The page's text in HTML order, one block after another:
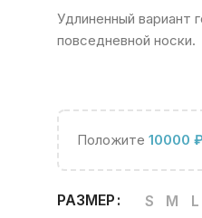
Удлиненный вариант
повседневной носки.
Положите 10000
РАЗМЕР S M L